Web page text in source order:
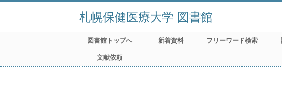
札幌保健医療大学 図書館
図書館トップへ 新着資料 フリーワード検索
文献依頼
【利用